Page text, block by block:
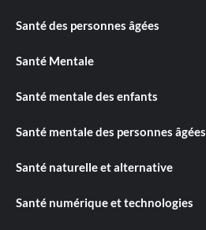
Santé des personnes âgées
Santé Mentale
Santé mentale des enfants
Santé mentale des personnes âgées
Santé naturelle et alternative
Santé numérique et technologies